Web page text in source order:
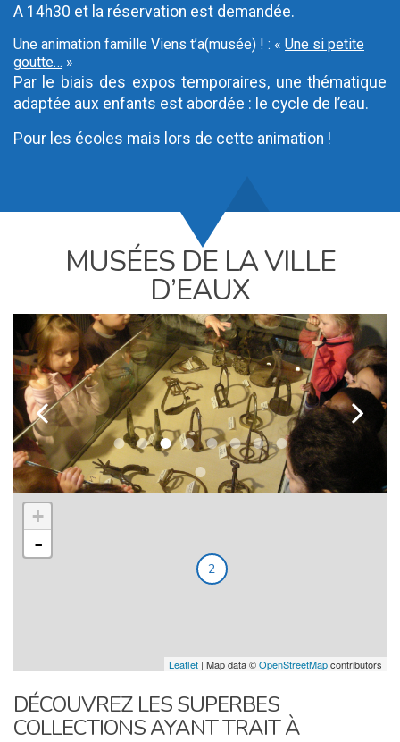
A 14h30 et la réservation est demandée.
Une animation famille Viens t’a(musée) ! : « Une si petite
goutte… »
Par le biais des expos temporaires, une thématique
adaptée aux enfants est abordée : le cycle de l’eau.
Pour les écoles mais lors de cette animation !
MUSÉES DE LA VILLE
D’EAUX
k l
2
+
-
Leaflet | Map data ©OpenStreetMapcontributors
DÉCOUVREZ LES SUPERBES
COLLECTIONS AYANT TRAIT À